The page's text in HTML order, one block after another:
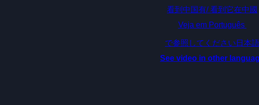
看到中国有/ 看到它在中國
Veja em Português
で参照してください日本語
See video in other